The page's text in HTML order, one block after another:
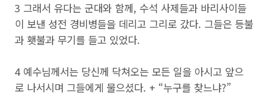
3 그래서 유다는 군대와 함께, 수석 사제들과 바리사이들
이 보낸 성전 경비병들을 데리고 그리로 갔다. 그들은 등불
과 횃불과 무기를 들고 있었다.
4 예수님께서는 당신께 닥쳐오는 모든 일을 아시고 앞으
로 나서시며 그들에게 물으셨다. + “누구를 찾느냐?”